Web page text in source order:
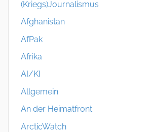
(Kriegs)Journalismus
Afghanistan
AfPak
Afrika
AI/KI
Allgemein
An der Heimatfront
ArcticWatch